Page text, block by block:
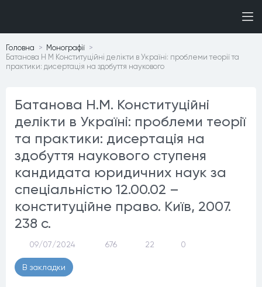
Головна
Монографiї
Батанова Н М Конституційні делікти в Україні: проблеми теорії та
практики: дисертація на здобуття наукового
Батанова Н.М. Конституційні
делікти в Україні: проблеми теорії
та практики: дисертація на
здобуття наукового ступеня
кандидата юридичних наук за
спеціальністю 12.00.02 –
конституційне право. Київ, 2007.
238 c.
09/07/2024 676 22 0
В закладки